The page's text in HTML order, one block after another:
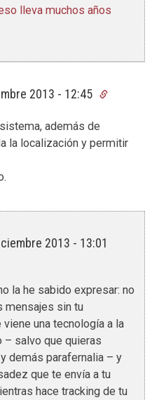
lleva muchos años
2013 - 12:45
además de
la localización y permitir
2013 - 13:01
la he sabido expresar: no
mensajes sin tu
una tecnología a la
– salvo que quieras
demás parafernalia – y
que te envía a tu
hace tracking de tu